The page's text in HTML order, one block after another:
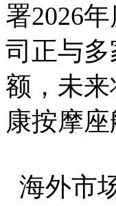
署2026
司正与
额，未
康按摩座
海外市